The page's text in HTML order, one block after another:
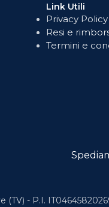
Link Utili
Privacy Policy
Resi e
Termini e
(TV) - P.I.